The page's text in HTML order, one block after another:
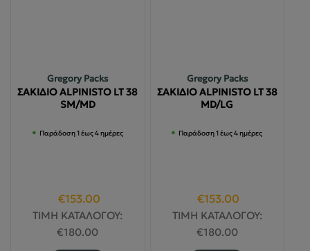
Gregory Packs
ΣΑΚΙΔΙΟ ALPINISTO LT 38
SM/MD
Παράδοση 1 έως 4 ημέρες
Original
price
was:
€180.00.
€153.00Η
τρέχουσα
είναι:
ΤΙΜΗ ΚΑΤΑΛΟΓΟΥ:
€180.00
Gregory Packs
ΣΑΚΙΔΙΟ ALPINISTO LT 38
MD/LG
Παράδοση 1 έως 4 ημέρες
Original
price
was:
€180.00.
€153.00
τρέχουσα
είναι:
ΤΙΜΗ ΚΑΤΑΛΟΓΟΥ:
€180.00